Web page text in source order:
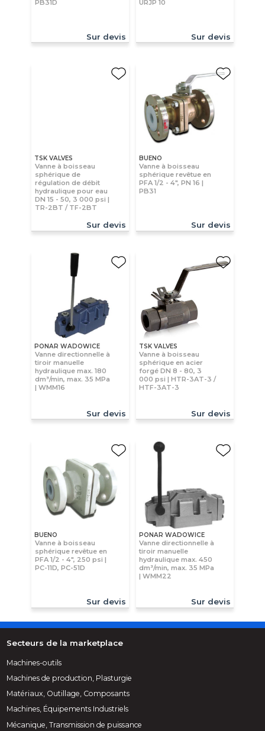
PB31D
Sur devis
URJP 10
Sur devis
TSK VALVES
Vanne à boisseau
sphérique de
régulation de débit
hydraulique pour eau
DN 15 - 50, 3 000 psi |
TR-2BT / TF-2BT
Sur devis
BUENO
Vanne à boisseau
sphérique revêtue en
PFA 1/2 - 4", PN 16 |
PB31
Sur devis
PONAR WADOWICE
Vanne directionnelle à
tiroir manuelle
hydraulique max. 180
dm³/min, max. 35 MPa
| WMM16
Sur devis
TSK VALVES
Vanne à boisseau
sphérique en acier
forgé DN 8 - 80, 3
000 psi | HTR-3AT-3 /
HTF-3AT-3
Sur devis
BUENO
Vanne à boisseau
sphérique revêtue en
PFA 1/2 - 4", 250 psi |
PC-11D, PC-51D
Sur devis
PONAR WADOWICE
Vanne directionnelle à
tiroir manuelle
hydraulique max. 450
dm³/min, max. 35 MPa
| WMM22
Sur devis
Secteurs de la marketplace
Machines-outils
Machines de production, Plasturgie
Matériaux, Outillage, Composants
Machines, Équipements Industriels
Mécanique, Transmission de puissance